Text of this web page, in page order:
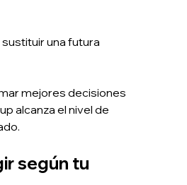
una futura
mejores decisiones
alcanza el nivel de
según tu